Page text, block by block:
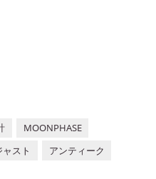
MOONPHASE
スト
アンティーク